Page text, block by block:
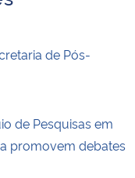
de Pós-
de Pesquisas em
promovem debates